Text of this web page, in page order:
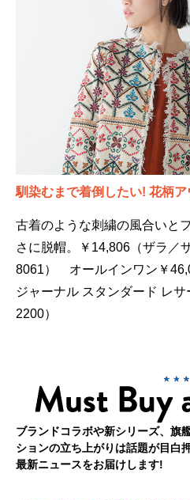
馴染むまで着倒したい! 花柄ア
古着のような刺繍の風合いと
さに脱帽。￥14,806（ザラ／
8061） オールインワン￥
ジャーナル スタンダード レ
2200）
ブランドコラボや新シリーズ、旗
ションの立ち上がりは話題が目白
最新ニュースをお届けします!